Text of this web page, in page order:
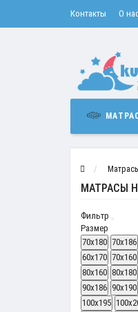
Контакты О
МАТРАСЫ
Фильтр
Размер
70x180 70x186
60x170 70x160
80x160 80x180
90x186 90x190
100x195